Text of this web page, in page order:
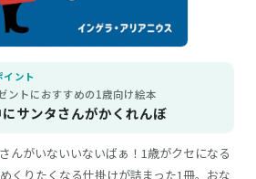
ント
ントにおすすめの1歳向け絵本
サンタさんがかくれんぼ
んがいないいないばぁ！1歳がクセになる
くりたくなる仕掛けが詰まった1冊。おな